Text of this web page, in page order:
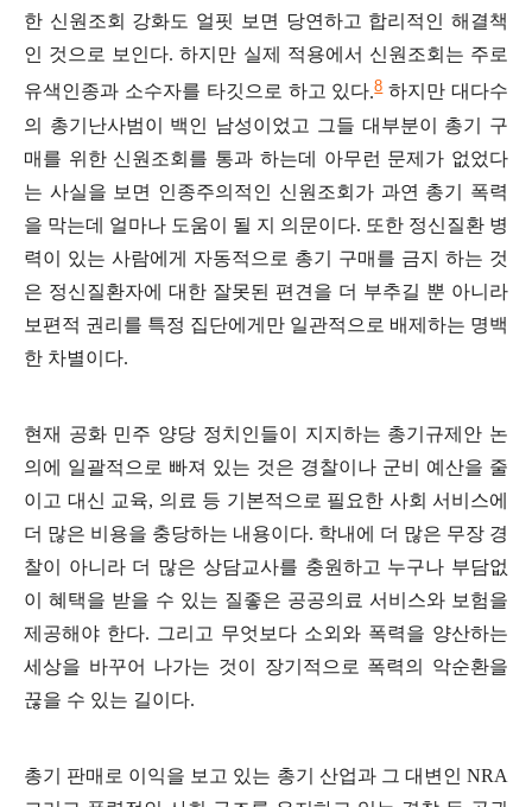
한 신원조회 강화도 얼핏 보면 당연하고 합리적인 해결책
인 것으로 보인다.하지만 실제 적용에서 신원조회는 주로
유색인종과 소수자를 타깃으로 하고 있다.8 하지만 대다수
의 총기난사범이 백인 남성이었고 그들 대부분이 총기 구
매를 위한 신원조회를 통과 하는데 아무런 문제가 없었다
는 사실을 보면 인종주의적인 신원조회가 과연 총기 폭력
을 막는데 얼마나 도움이 될 지 의문이다. 또한 정신질환 병
력이 있는 사람에게 자동적으로 총기 구매를 금지 하는 것
은 정신질환자에 대한 잘못된 편견을 더 부추길 뿐 아니라
보편적 권리를 특정 집단에게만 일관적으로 배제하는 명백
한 차별이다.
현재 공화 민주 양당 정치인들이 지지하는 총기규제안 논
의에 일괄적으로 빠져 있는 것은 경찰이나 군비 예산을 줄
이고 대신 교육, 의료 등 기본적으로 필요한 사회 서비스에
더 많은 비용을 충당하는 내용이다. 학내에 더 많은 무장 경
찰이 아니라 더 많은 상담교사를 충원하고 누구나 부담없
이 혜택을 받을 수 있는 질좋은 공공의료 서비스와 보험을
제공해야 한다. 그리고 무엇보다 소외와 폭력을 양산하는
세상을 바꾸어 나가는 것이 장기적으로 폭력의 악순환을
끊을 수 있는 길이다.
총기 판매로 이익을 보고 있는 총기 산업과 그 대변인 NRA